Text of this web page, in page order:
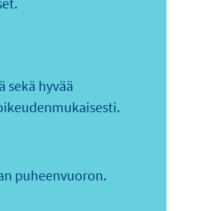
hyvää
puheenvuoron.